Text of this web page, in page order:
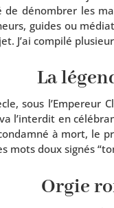
de dénom­brer les
guides ou
J’ai com­pi­lé
La
sous l’Empereur
l’in­ter­dit en
à mort, le
mots doux signés
Orgie